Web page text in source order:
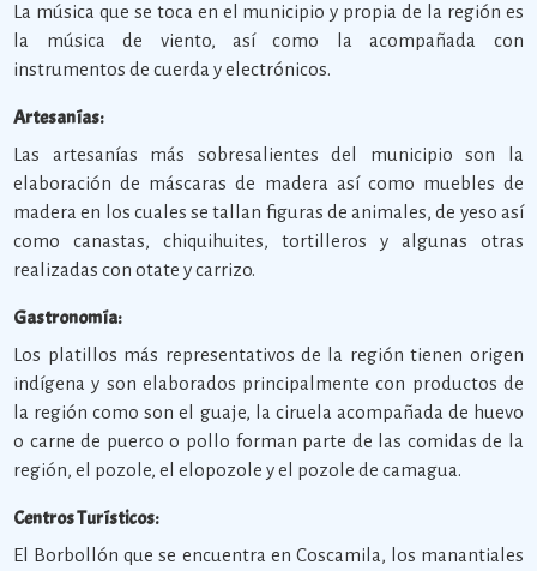
La música que se toca en el municipio y propia de la región es
la música de viento, así como la acompañada con
instrumentos de cuerda y electrónicos.
Artesanías:
Las artesanías más sobresalientes del municipio son la
elaboración de máscaras de madera así como muebles de
madera en los cuales se tallan figuras de animales, de yeso así
como canastas, chiquihuites, tortilleros y algunas otras
realizadas con otate y carrizo.
Gastronomía:
Los platillos más representativos de la región tienen origen
indígena y son elaborados principalmente con productos de
la región como son el guaje, la ciruela acompañada de huevo
o carne de puerco o pollo forman parte de las comidas de la
región, el pozole, el elopozole y el pozole de camagua.
Centros Turísticos:
El Borbollón que se encuentra en Coscamila, los manantiales